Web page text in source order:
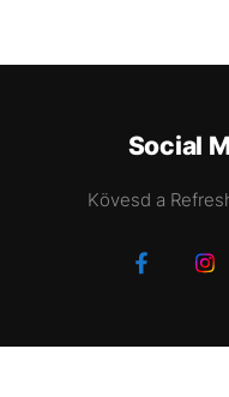
Social
Kövesd a